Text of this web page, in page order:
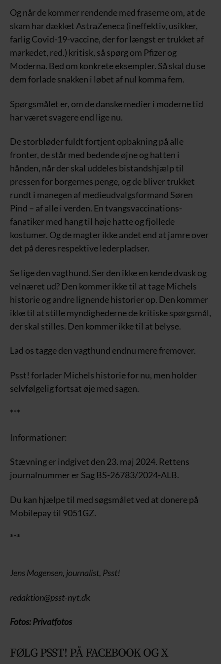
Og når de kommer rendende med fraserne om, at de
skam har dækket AstraZeneca (ineffektiv, usikker,
farlig Covid-19-vaccine, der for længst er trukket af
markedet, red.) kritisk, så spørg om Pfizer og
Moderna. Bed om konkrete eksempler. Så skal du se
dem forlade snakken i løbet af nul komma fem.
Spørgsmålet er, om de danske medier i moderne tid
har været svagere end lige nu.
De storbløder fuldt fortjent opbakning på alle
fronter, de står med bedende øjne og hatten i
hånden, når der skal uddeles bistandshjælp til
pressen for borgernes penge, og de bliver trukket
rundt i manegen af medieudvalgsformand Søren
Pind – af alle i verden. En tvangsvaccinations-
fanatiker med hang til høje hatte og fjollede
kostumer. Og de magter ikke andet end at jamre over
det på deres respektive lederpladser.
Se lige den vagthund. Ser den ikke en kende dvask og
velnæret ud? Den kommer ikke til at tage Michels
historie og andre lignende historier op. Den kommer
ikke til at stille myndighederne de kritiske spørgsmål,
der skal stilles. Den kommer ikke til at belyse.
Lad os tagge den vagthund endnu mere fremover.
Psst! forlader Michels historie for nu, men holder
selvfølgelig fortsat øje med sagen.
***
Informationer:
Stævning er indgivet den 23. maj 2024. Rettens
journalnummer er Sag BS-26783/2024-ALB.
Du kan hjælpe til med søgsmålet ved at donere på
Mobilepay til 9051GZ.
***
Jens Mogensen, journalist, Psst!
redaktion@psst-nyt.dk
Fotos: Privatfotos
FØLG PSST! PÅ FACEBOOK OG X